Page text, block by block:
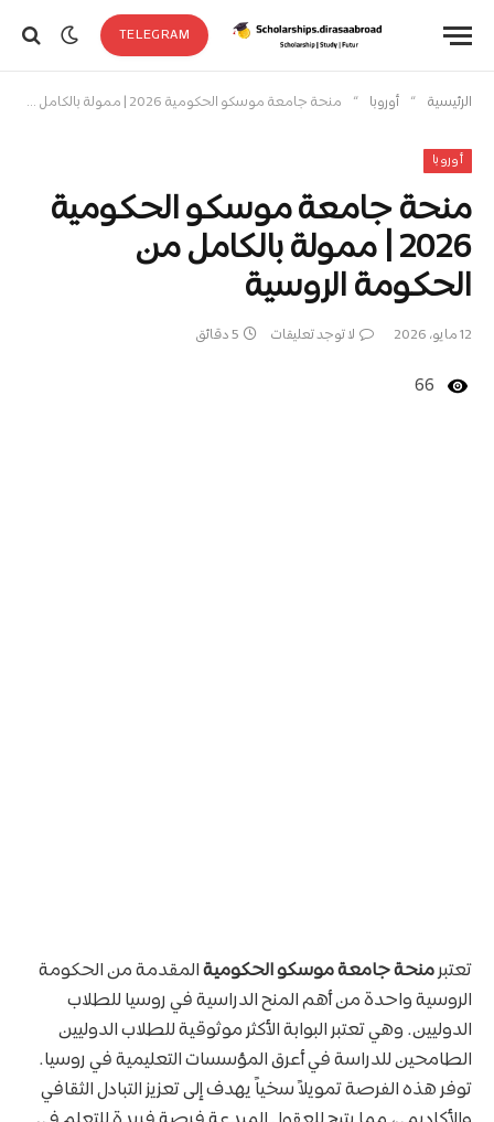
TELEGRAM
الرئيسية » أوروبا » منحة جامعة موسكو الحكومية 2026 | ممولة بالكامل من الحكومة الروسية
أوروبا
منحة جامعة موسكو الحكومية
2026 | ممولة بالكامل من
الحكومة الروسية
12 مايو، 2026 لا توجد تعليقات 5 دقائق
66
تعتبرمنحة جامعة موسكو الحكوميةالمقدمة من الحكومة
الروسية واحدة من أهم المنح الدراسية في روسيا للطلاب
الدوليين. وهي تعتبر البوابة الأكثر موثوقية للطلاب الدوليين
الطامحين للدراسة في أعرق المؤسسات التعليمية في روسيا.
توفر هذه الفرصة تمويلاً سخياً يهدف إلى تعزيز التبادل الثقافي